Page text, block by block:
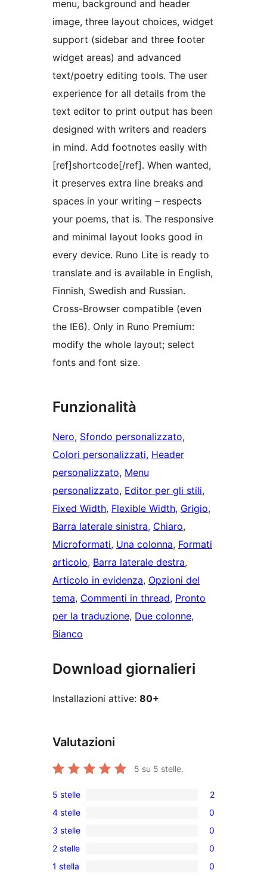
menu, background and header
image, three layout choices, widget
support (sidebar and three footer
widget areas) and advanced
text/poetry editing tools. The user
experience for all details from the
text editor to print output has been
designed with writers and readers
in mind. Add footnotes easily with
[ref]shortcode[/ref]. When wanted,
it preserves extra line breaks and
spaces in your writing – respects
your poems, that is. The responsive
and minimal layout looks good in
every device. Runo Lite is ready to
translate and is available in English,
Finnish, Swedish and Russian.
Cross-Browser compatible (even
the IE6). Only in Runo Premium:
modify the whole layout; select
fonts and font size.
Funzionalità
Nero, Sfondo personalizzato
Colori personalizzati, Header
personalizzato, Menu
personalizzato, Editor per gli stili
Fixed Width, Flexible Width, Grigio
Barra laterale sinistra, Chiaro
Microformati, Una colonna, Formati
articolo, Barra laterale destra
Articolo in evidenza, Opzioni del
tema, Commenti in thread, Pronto
per la traduzione, Due colonne
Bianco
Download giornalieri
Installazioni attive: 80+
Valutazioni
5 su 5 stelle.
2
recensioni
a
5-
stelle
5 stelle 2
0
recensioni
a
4-
4 stelle 0
0
recensioni
a
3 stelle 0
0
recensioni
2 stelle 0
0
1 stella 0